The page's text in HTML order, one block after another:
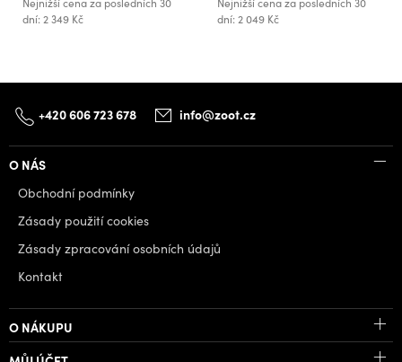
Nejnižší cena za posledních 30
dní: 2 349 Kč
Nejnižší cena za posledních 30
dní: 2 049 Kč
+420 606 723 678 info@zoot.cz
O NÁS
Obchodní podmínky
Zásady použití cookies
Zásady zpracování osobních údajů
Kontakt
O NÁKUPU